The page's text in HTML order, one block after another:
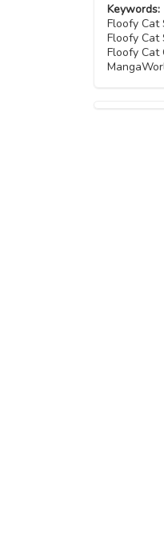
Keywords:
Floofy Cat
Floofy Cat
Floofy Cat